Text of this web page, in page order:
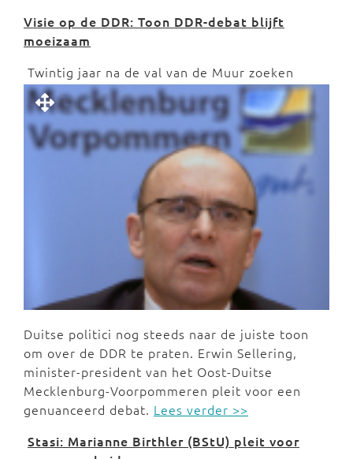
Visie op de DDR: Toon DDR-debat blijft
moeizaam
Twintig jaar na de val van de Muur zoeken
Duitse politici nog steeds naar de juiste toon
om over de DDR te praten. Erwin Sellering,
minister-president van het Oost-Duitse
Mecklenburg-Voorpommeren pleit voor een
genuanceerd debat. Lees verder >>
Stasi: Marianne Birthler (BStU) pleit voor